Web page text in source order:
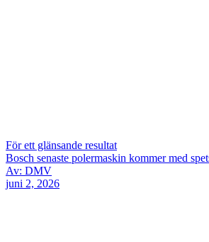
För ett glänsande resultat
Bosch senaste polermaskin kommer med
Av: DMV
juni 2, 2026